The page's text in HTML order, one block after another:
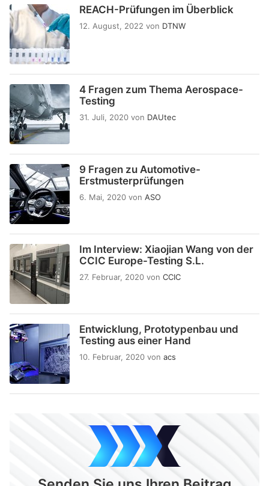
REACH-Prüfungen im Überblick
12. August, 2022 von DTNW
4 Fragen zum Thema Aerospace-
Testing
31. Juli, 2020 von DAUtec
9 Fragen zu Automotive-
Erstmusterprüfungen
6. Mai, 2020 von ASO
Im Interview: Xiaojian Wang von der
CCIC Europe-Testing S.L.
27. Februar, 2020 von CCIC
Entwicklung, Prototypenbau und
Testing aus einer Hand
10. Februar, 2020 von acs